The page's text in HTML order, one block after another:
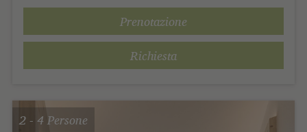
Prenotazione
Richiesta
2 - 4 Persone